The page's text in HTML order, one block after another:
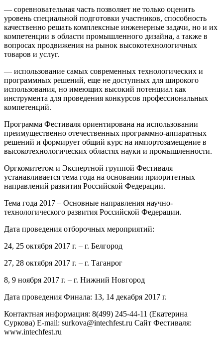
— соревновательная часть позволяет не только оценить
уровень специальной подготовки участников, способность
качественно решать комплексные инженерные задачи, но и их
компетенции в области промышленного дизайна, а также в
вопросах продвижения на рынок высокотехнологичных
товаров и услуг.
— использование самых современных технологических и
программных решений, еще не доступных для широкого
использования, но имеющих высокий потенциал как
инструмента для проведения конкурсов профессиональных
компетенций.
Программа Фестиваля ориентирована на использовании
преимущественно отечественных программно-аппаратных
решений и формирует общий курс на импортозамещение в
высокотехнологических областях науки и промышленности.
Оргкомитетом и Экспертной группой Фестиваля
устанавливается тема года на основании приоритетных
направлений развития Российской Федерации.
Тема года 2017 – Основные направления научно-
технологического развития Российской Федерации.
Дата проведения отборочных мероприятий:
24, 25 октября 2017 г. – г. Белгород
27, 28 октября 2017 г. – г. Таганрог
8, 9 ноября 2017 г. – г. Нижний Новгород
Дата проведения Финала: 13, 14 декабря 2017 г.
Контактная информация: 8(499) 245-44-11 (Екатерина
Суркова) E-mail: surkova@intechfest.ru Сайт Фестиваля:
www.intechfest.ru